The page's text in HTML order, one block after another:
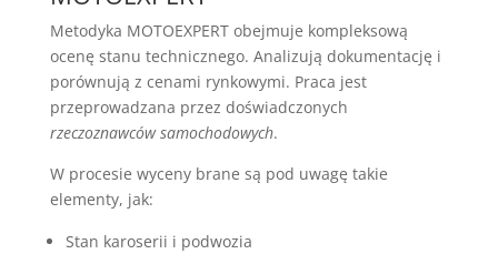
Metodyka MOTOEXPERT obejmuje kompleksową
ocenę stanu technicznego. Analizują dokumentację i
porównują z cenami rynkowymi. Praca jest
przeprowadzana przez doświadczonych
rzeczoznawców samochodowych.
W procesie wyceny brane są pod uwagę takie
elementy, jak:
Stan karoserii i podwozia